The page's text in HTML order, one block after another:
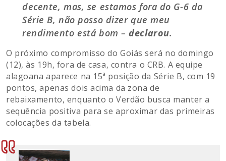
decente, mas, se estamos fora do G-6 da
Série B, não posso dizer que meu
rendimento está bom –declarou.
O próximo compromisso do Goiás será no domingo
(12), às 19h, fora de casa, contra o CRB. A equipe
alagoana aparece na 15ª posição da Série B, com 19
pontos, apenas dois acima da zona de
rebaixamento, enquanto o Verdão busca manter a
sequência positiva para se aproximar das primeiras
colocações da tabela.